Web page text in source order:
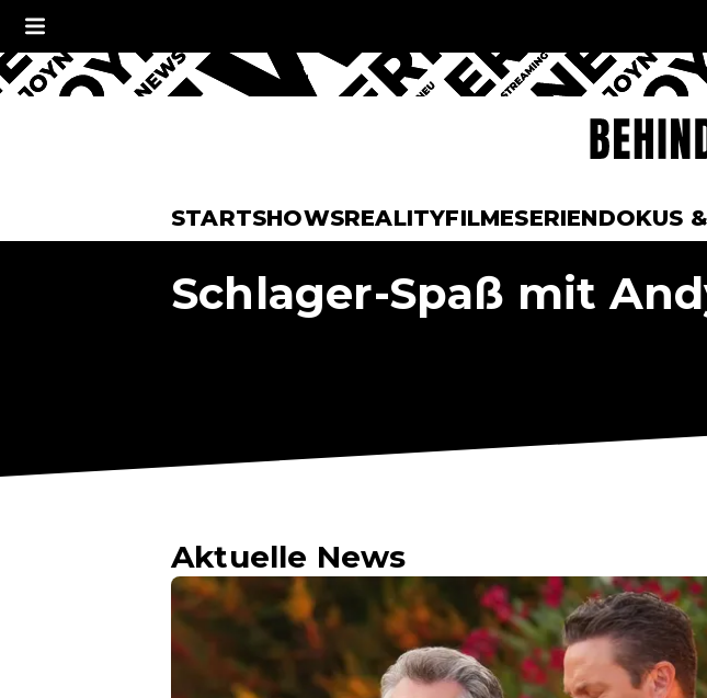
STARTSHOWSREALITYFILMESERIENDOKUS
Schlager-Spaß mit
Aktuelle News